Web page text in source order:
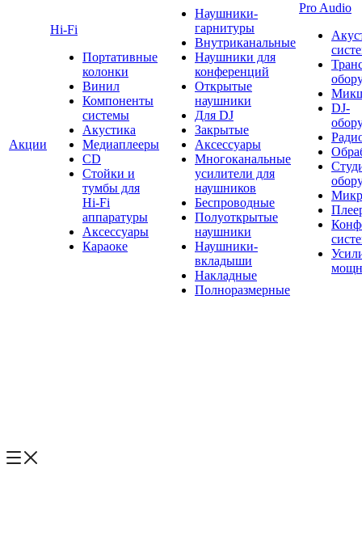
Акции
Hi-Fi
Портативные
колонки
Винил
Компоненты
системы
Акустика
Медиаплееры
CD
Стойки и
тумбы для
Hi-Fi
аппаратуры
Аксессуары
Караоке
Наушники-
гарнитуры
Внутриканальные
Наушники для
конференций
Открытые
наушники
Для DJ
Закрытые
Аксессуары
Многоканальные
усилители для
наушников
Беспроводные
Полуоткрытые
наушники
Наушники-
вкладыши
Накладные
Полноразмерные
Pro Audio
DJ-